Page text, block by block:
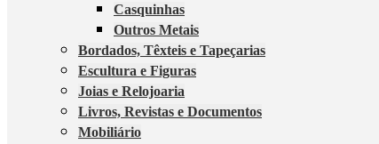
Casquinhas
Outros Metais
Bordados, Têxteis e Tapeçarias
Escultura e Figuras
Joias e Relojoaria
Livros, Revistas e Documentos
Mobiliário